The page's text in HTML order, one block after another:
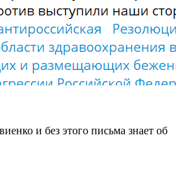
и без этого письма знает об